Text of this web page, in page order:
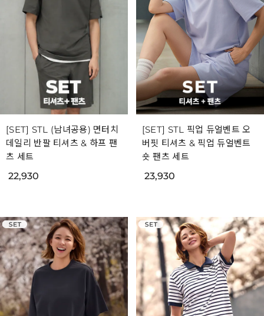
[SET] STL (남녀공용) 면터치
데일리 반팔 티셔츠 & 하프 팬
츠 세트
22,930
[SET] STL 픽업 듀얼벤트 오
버핏 티셔츠 & 픽업 듀얼벤트
숏 팬츠 세트
23,930